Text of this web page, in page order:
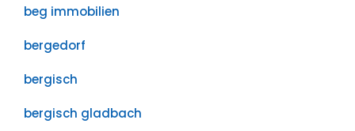
beg immobilien
bergedorf
bergisch
bergisch gladbach